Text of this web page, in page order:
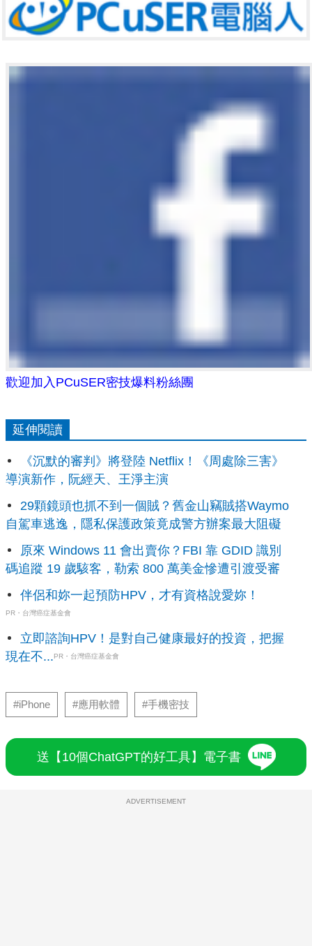
歡迎加入PCuSER密技爆料粉絲團
延伸閱讀
《沉默的審判》將登陸 Netflix！《周處除三害》
導演新作，阮經天、王淨主演
29顆鏡頭也抓不到一個賊？舊金山竊賊搭Waymo
自駕車逃逸，隱私保護政策竟成警方辦案最大阻礙
原來 Windows 11 會出賣你？FBI 靠 GDID 識別
碼追蹤 19 歲駭客，勒索 800 萬美金慘遭引渡受審
伴侶和妳一起預防HPV，才有資格說愛妳！
PR・台灣癌症基金會
立即諮詢HPV！是對自己健康最好的投資，把握
現在不...PR・台灣癌症基金會
#iPhone #應用軟體 #手機密技
送【10個ChatGPT的好工具】電子書
ADVERTISEMENT